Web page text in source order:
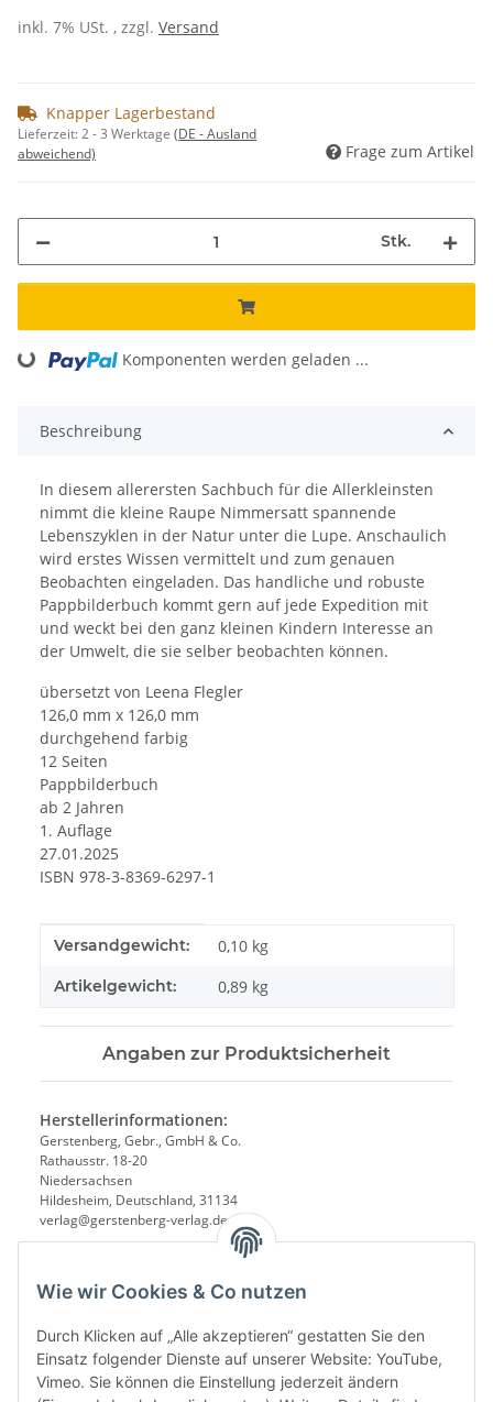
Wie wir Cookies & Co nutzen
Durch Klicken auf „Alle akzeptieren“ gestatten Sie den
Einsatz folgender Dienste auf unserer Website: YouTube,
Vimeo. Sie können die Einstellung jederzeit ändern
inkl. 7% USt. , zzgl. Versand
Knapper Lagerbestand
Lieferzeit:2 - 3 Werktage (DE - Ausland
abweichend)
Frage zum Artikel
Stk.
Loading... Komponenten werden geladen ...
Beschreibung
In diesem allerersten Sachbuch für die Allerkleinsten
nimmt die kleine Raupe Nimmersatt spannende
Lebenszyklen in der Natur unter die Lupe. Anschaulich
wird erstes Wissen vermittelt und zum genauen
Beobachten eingeladen. Das handliche und robuste
Pappbilderbuch kommt gern auf jede Expedition mit
und weckt bei den ganz kleinen Kindern Interesse an
der Umwelt, die sie selber beobachten können.
übersetzt von Leena Flegler
126,0 mm x 126,0 mm
durchgehend farbig
12 Seiten
Pappbilderbuch
ab 2 Jahren
1. Auflage
27.01.2025
ISBN 978-3-8369-6297-1
Produkteigenschaft
Wert
Versandgewicht: 0,10 kg
Artikelgewicht: 0,89 kg
Angaben zur Produktsicherheit
Herstellerinformationen:
Gerstenberg, Gebr., GmbH & Co.
Rathausstr. 18-20
Niedersachsen
Hildesheim, Deutschland, 31134
verlag@gerstenberg-verlag.de